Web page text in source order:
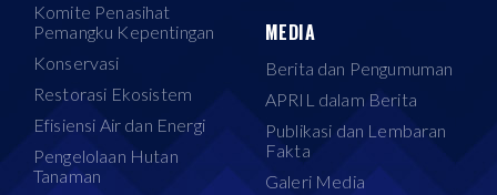
Komite Penasihat
Pemangku Kepentingan
Konservasi
Restorasi Ekosistem
Efisiensi Air dan Energi
Pengelolaan Hutan
Tanaman
MEDIA
Berita dan Pengumuman
APRIL dalam Berita
Publikasi dan Lembaran
Fakta
Galeri Media